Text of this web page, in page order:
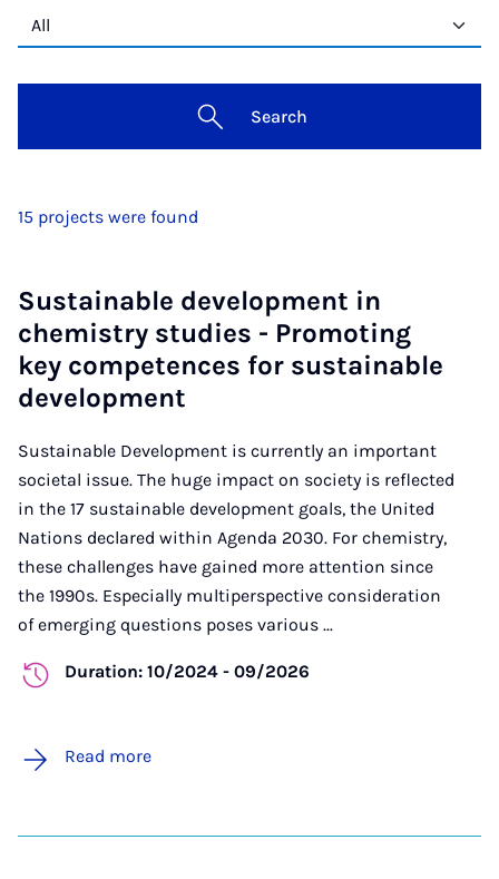
Search
15 projects were found
Sustainable development in
chemistry studies - Promoting
key competences for sustainable
development
Sustainable Development is currently an important
societal issue. The huge impact on society is reflected
in the 17 sustainable development goals, the United
Nations declared within Agenda 2030. For chemistry,
these challenges have gained more attention since
the 1990s. Especially multiperspective consideration
of emerging questions poses various ...
Duration: 10/2024 - 09/2026
Read more